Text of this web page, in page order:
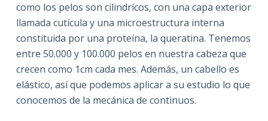
como los pelos son cilindrícos, con una capa exterior
llamada cutícula y una microestructura interna
constituida por una proteína, la queratina. Tenemos
entre 50.000 y 100.000 pelos en nuestra cabeza que
crecen como 1cm cada mes. Además, un cabello es
elástico, así que podemos aplicar a su estudio lo que
conocemos de la mecánica de continuos.